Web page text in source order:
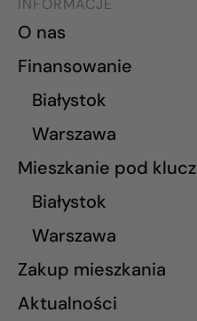
INFORMACJE
O nas
Finansowanie
Białystok
Warszawa
Mieszkanie pod klucz
Białystok
Warszawa
Zakup mieszkania
Aktualności